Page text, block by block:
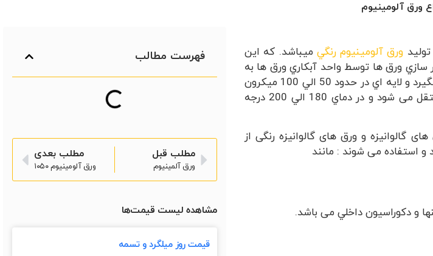
ورق آلومینیوم
ورق آلومینیوم رنگي ميباشد. كه اين
سازي ورق ها توسط واحد آبكاري ورق ها به
سالن رنگ منتقل شده و رنگ به وسيله بار الكتريكي ايجاد شده در آن روي ورق قرار ميگيرد و لايه اي در حدود 50 الي 100 ميكرون
رنگ روي ورق را ميپوشاند. پس از آن جهت ايجاد استحكام در رنگ ورقها به کوره منتقل می شود و در دماي 180 الي 200 درجه
و ورق های گالوانیزه رنگی از
استفاده می شوند : مانند
و دكوراسيون داخلي می باشد.
فهرست مطالب
مطلب قبل
ورق آلمینیوم
مطلب بعدی
ورق آلومینیوم ۱۰۵۰
مشاهده لیست قیمت‌ها
قیمت روز میلگرد و تسمه